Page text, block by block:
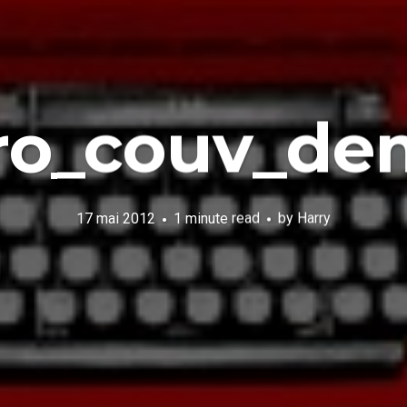
17 mai 2012 1 minute read by Harry